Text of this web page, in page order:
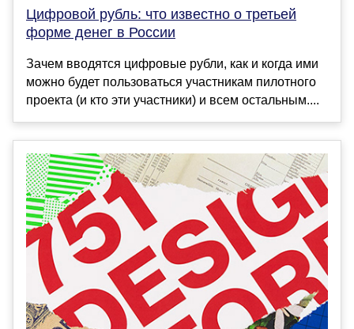
Цифровой рубль: что известно о третьей
форме денег в России
Зачем вводятся цифровые рубли, как и когда ими
можно будет пользоваться участникам пилотного
проекта (и кто эти участники) и всем остальным....